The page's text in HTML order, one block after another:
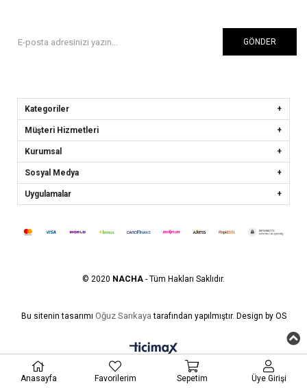
GÖNDER
Kategoriler
Müşteri Hizmetleri
Kurumsal
Sosyal Medya
Uygulamalar
© 2020 NACHA - Tüm Hakları Saklıdır.
Bu sitenin tasarımı Oğuz Sarıkaya tarafından yapılmıştır. Design by OS
Anasayfa Favorilerim Sepetim Üye Girişi